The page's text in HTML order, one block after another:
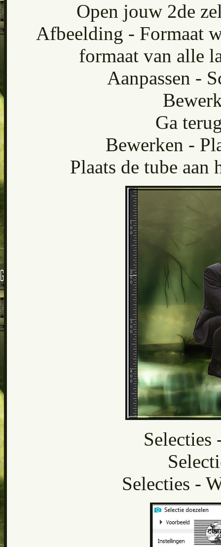
Open jouw 2de
Afbeelding - Formaat
formaat van alle
Aanpassen -
Ga
Bewerken -
Plaats de tube
Selecties
Selecties -